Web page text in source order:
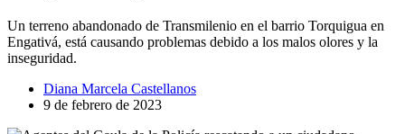
Un terreno abandonado de Transmilenio en el barrio Torquigua en
Engativá, está causando problemas debido a los malos olores y la
inseguridad.
Diana Marcela Castellanos
9 de febrero de 2023